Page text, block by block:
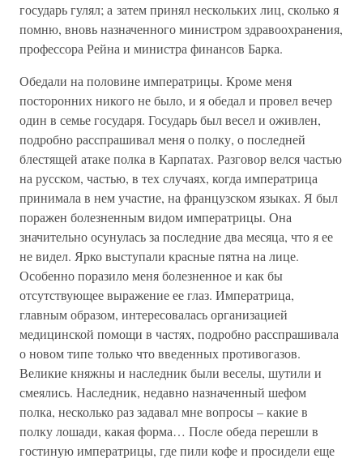
государь гулял; а затем принял нескольких лиц, сколько я
помню, вновь назначенного министром здравоохранения,
профессора Рейна и министра финансов Барка.
Обедали на половине императрицы. Кроме меня
посторонних никого не было, и я обедал и провел вечер
один в семье государя. Государь был весел и оживлен,
подробно расспрашивал меня о полку, о последней
блестящей атаке полка в Карпатах. Разговор велся частью
на русском, частью, в тех случаях, когда императрица
принимала в нем участие, на французском языках. Я был
поражен болезненным видом императрицы. Она
значительно осунулась за последние два месяца, что я ее
не видел. Ярко выступали красные пятна на лице.
Особенно поразило меня болезненное и как бы
отсутствующее выражение ее глаз. Императрица,
главным образом, интересовалась организацией
медицинской помощи в частях, подробно расспрашивала
о новом типе только что введенных противогазов.
Великие княжны и наследник были веселы, шутили и
смеялись. Наследник, недавно назначенный шефом
полка, несколько раз задавал мне вопросы – какие в
полку лошади, какая форма… После обеда перешли в
гостиную императрицы, где пили кофе и просидели еще